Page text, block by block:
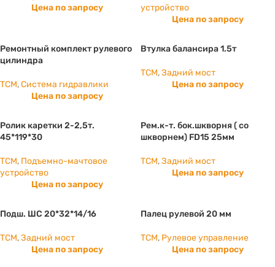
Цена по запросу
устройство
Цена по запросу
Ремонтный комплект рулевого
цилиндра
TCM,Система гидравлики
Цена по запросу
Втулка балансира 1.5т
TCM,Задний мост
Цена по запросу
Ролик каретки 2-2,5т.
45*119*30
TCM, Подъемно-мачтовое
устройство
Цена по запросу
Рем.к-т. бок.шкворня ( со
шкворнем) FD15 25мм
TCM,Задний мост
Цена по запросу
Подш. ШС 20*32*14/16
TCM,Задний мост
Цена по запросу
Палец рулевой 20 мм
TCM, Рулевое управление
Цена по запросу